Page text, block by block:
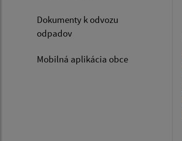
Dokumenty k odvozu
odpadov
Mobilná aplikácia obce